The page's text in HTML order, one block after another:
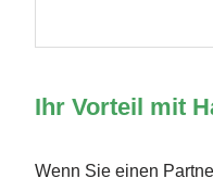
Ihr Vorteil mit
Wenn Sie einen